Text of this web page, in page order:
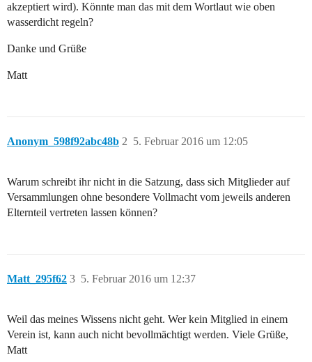
akzeptiert wird). Könnte man das mit dem Wortlaut wie oben
wasserdicht regeln?
Danke und Grüße
Matt
Anonym_598f92abc48b 5. Februar 2016 um 12:05
2
Warum schreibt ihr nicht in die Satzung, dass sich Mitglieder auf
Versammlungen ohne besondere Vollmacht vom jeweils anderen
Elternteil vertreten lassen können?
Matt_295f62 5. Februar 2016 um 12:37
3
Weil das meines Wissens nicht geht. Wer kein Mitglied in einem
Verein ist, kann auch nicht bevollmächtigt werden. Viele Grüße,
Matt